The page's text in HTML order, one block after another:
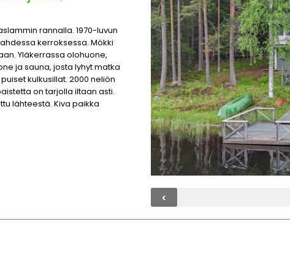
‹
rannalla. 1970-luvun
kerroksessa. Mökki
Yläkerrassa olohuone,
ja sauna, josta lyhyt matka
kulkusillat. 2000 neliön
on tarjolla iltaan asti.
lähteestä. Kiva paikka